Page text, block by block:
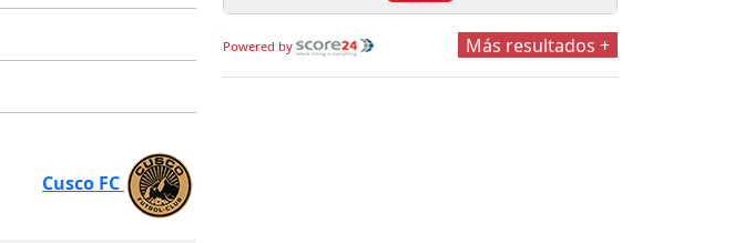
Cusco FC
Powered by Más resultados +